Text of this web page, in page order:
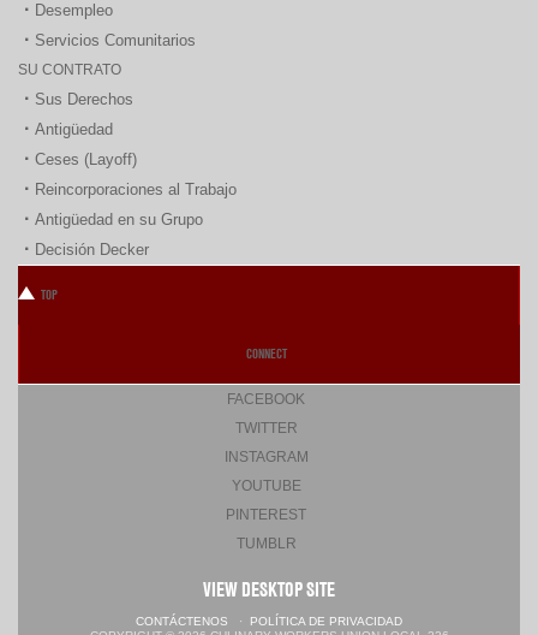
Desempleo
Servicios Comunitarios
SU CONTRATO
Sus Derechos
Antigüedad
Ceses (Layoff)
Reincorporaciones al Trabajo
Antigüedad en su Grupo
Decisión Decker
TOP
CONNECT
FACEBOOK
TWITTER
INSTAGRAM
YOUTUBE
PINTEREST
TUMBLR
VIEW DESKTOP SITE
CONTÁCTENOS · POLÍTICA DE PRIVACIDAD